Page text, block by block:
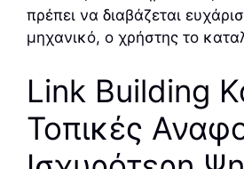
πρέπει να διαβάζεται
μηχανικό, ο χρήστης το
Link Building
Τοπικές